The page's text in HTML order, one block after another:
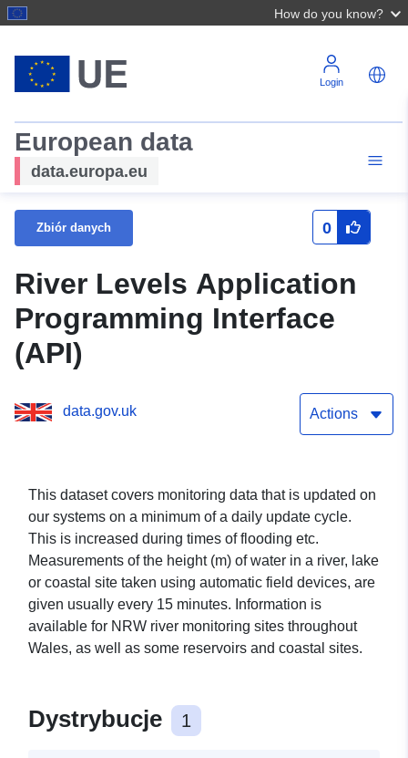
How do you know?
Login
European data
data.europa.eu
Zbiór danych 0
River Levels Application
Programming Interface
(API)
data.gov.uk Actions
This dataset covers monitoring data that is updated on
our systems on a minimum of a daily update cycle.
This is increased during times of flooding etc.
Measurements of the height (m) of water in a river, lake
or coastal site taken using automatic field devices, are
given usually every 15 minutes. Information is
available for NRW river monitoring sites throughout
Wales, as well as some reservoirs and coastal sites.
Dystrybucje 1